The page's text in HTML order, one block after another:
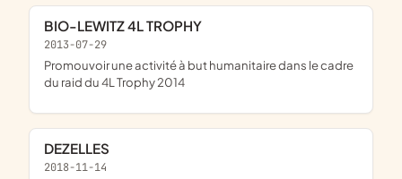
BIO-LEWITZ 4L TROPHY
2013-07-29
promouvoir une activité à but humanitaire dans le cadre
du raid du 4L Trophy 2014
DEZELLES
2018-11-14